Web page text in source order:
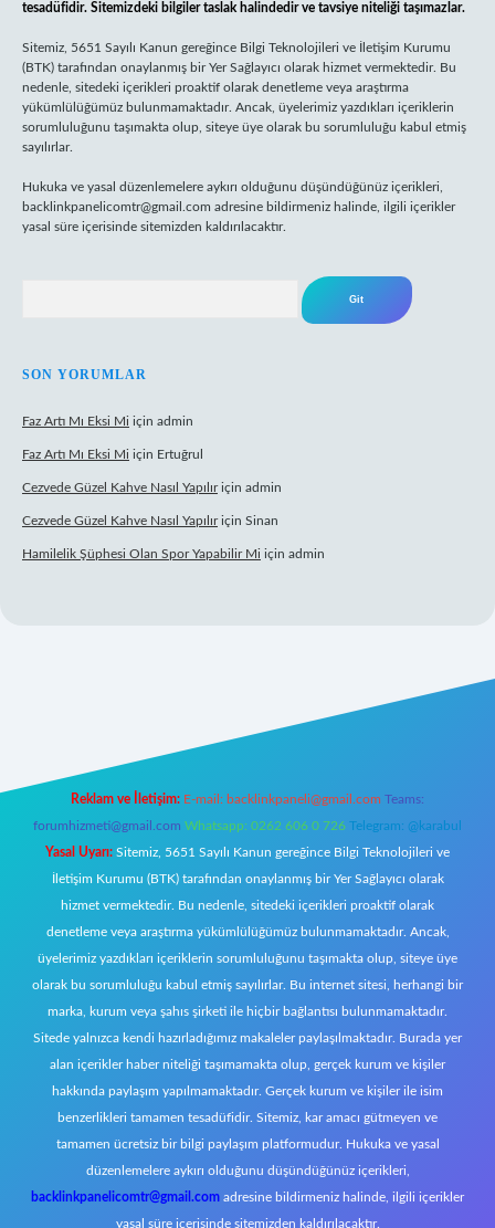
tesadüfidir. Sitemizdeki bilgiler taslak halindedir ve tavsiye niteliği taşımazlar.
Sitemiz, 5651 Sayılı Kanun gereğince Bilgi Teknolojileri ve İletişim Kurumu
(BTK) tarafından onaylanmış bir Yer Sağlayıcı olarak hizmet vermektedir. Bu
nedenle, sitedeki içerikleri proaktif olarak denetleme veya araştırma
yükümlülüğümüz bulunmamaktadır. Ancak, üyelerimiz yazdıkları içeriklerin
sorumluluğunu taşımakta olup, siteye üye olarak bu sorumluluğu kabul etmiş
sayılırlar.
Hukuka ve yasal düzenlemelere aykırı olduğunu düşündüğünüz içerikleri,
backlinkpanelicomtr@gmail.com adresine bildirmeniz halinde, ilgili içerikler
yasal süre içerisinde sitemizden kaldırılacaktır.
SON YORUMLAR
Faz Artı Mı Eksi Mi için admin
Faz Artı Mı Eksi Mi için Ertuğrul
Cezvede Güzel Kahve Nasıl Yapılıriçin admin
Cezvede Güzel Kahve Nasıl Yapılıriçin Sinan
Hamilelik Şüphesi Olan Spor Yapabilir Mi için admin
Reklam ve İletişim: E-mail: backlinkpaneli@gmail.com Teams:
forumhizmeti@gmail.com Whatsapp: 0262 606 0 726 Telegram: @karabul
Yasal Uyarı: Sitemiz, 5651 Sayılı Kanun gereğince Bilgi Teknolojileri ve
İletişim Kurumu (BTK) tarafından onaylanmış bir Yer Sağlayıcı olarak
hizmet vermektedir. Bu nedenle, sitedeki içerikleri proaktif olarak
denetleme veya araştırma yükümlülüğümüz bulunmamaktadır. Ancak,
üyelerimiz yazdıkları içeriklerin sorumluluğunu taşımakta olup, siteye üye
olarak bu sorumluluğu kabul etmiş sayılırlar. Bu internet sitesi, herhangi bir
marka, kurum veya şahıs şirketi ile hiçbir bağlantısı bulunmamaktadır.
Sitede yalnızca kendi hazırladığımız makaleler paylaşılmaktadır. Burada yer
alan içerikler haber niteliği taşımamakta olup, gerçek kurum ve kişiler
hakkında paylaşım yapılmamaktadır. Gerçek kurum ve kişiler ile isim
benzerlikleri tamamen tesadüfidir. Sitemiz, kar amacı gütmeyen ve
tamamen ücretsiz bir bilgi paylaşım platformudur. Hukuka ve yasal
düzenlemelere aykırı olduğunu düşündüğünüz içerikleri,
backlinkpanelicomtr@gmail.com adresine bildirmeniz halinde, ilgili içerikler
yasal süre içerisinde sitemizden kaldırılacaktır.